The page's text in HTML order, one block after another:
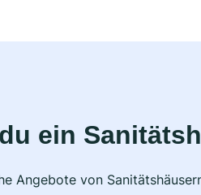
ein
Angebote von